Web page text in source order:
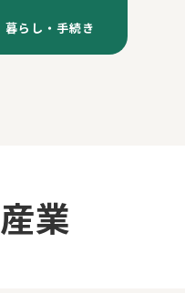
暮らし・手続き
産業